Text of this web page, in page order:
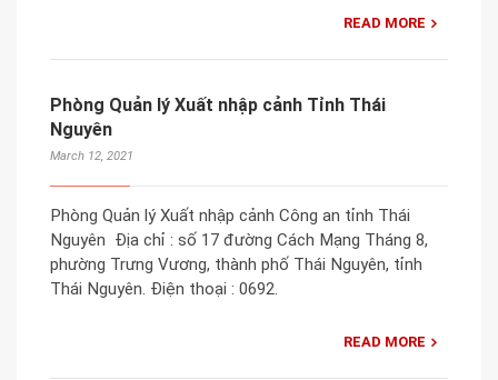
READ MORE
Phòng Quản lý Xuất nhập cảnh Tỉnh Thái
Nguyên
March 12, 2021
Phòng Quản lý Xuất nhập cảnh Công an tỉnh Thái
Nguyên Địa chỉ : số 17 đường Cách Mạng Tháng 8,
phường Trưng Vương, thành phố Thái Nguyên, tỉnh
Thái Nguyên. Điện thoại : 0692.
READ MORE